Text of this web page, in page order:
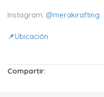
Instagram: @merakirafting
📌Ubicación
Compartir: